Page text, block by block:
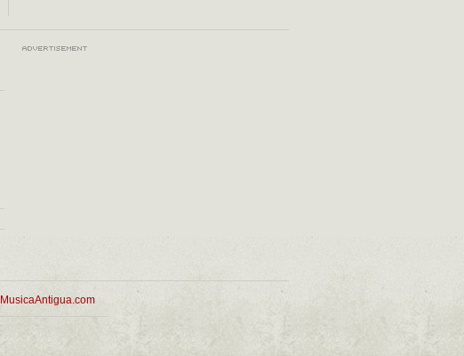
MusicaAntigua.com